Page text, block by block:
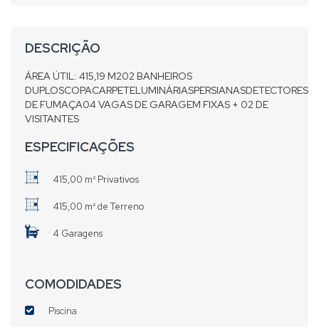
DESCRIÇÃO
ÁREA ÚTIL: 415,19 M202 BANHEIROS
DUPLOSCOPACARPETELUMINÁRIASPERSIANASDETECTORES
DE FUMAÇA04 VAGAS DE GARAGEM FIXAS + 02 DE
VISITANTES
ESPECIFICAÇÕES
415,00 m² Privativos
415,00 m² de Terreno
4 Garagens
COMODIDADES
Piscina